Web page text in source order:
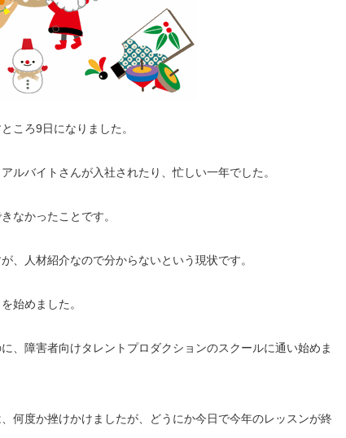
ころ9日になりました。
ルバイトさんが入社されたり、忙しい一年でした。
なかったことです。
、人材紹介なので分からないという現状です。
始めました。
、障害者向けタレントプロダクションのスクールに通い始めま
何度か挫けかけましたが、どうにか今日で今年のレッスンが終